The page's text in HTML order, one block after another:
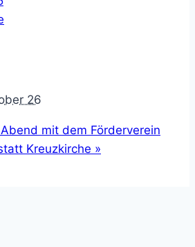
26
mit dem Förderverein
Kreuzkirche »